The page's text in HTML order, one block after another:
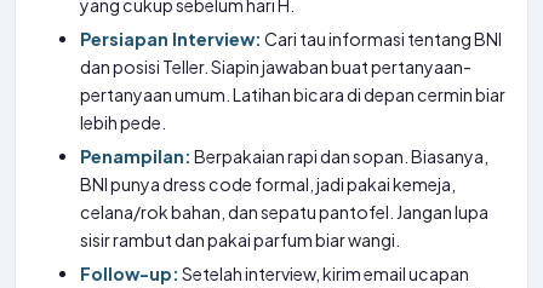
yang cukup sebelum hari H.
Persiapan Interview: Cari tau informasi tentang BNI
dan posisi Teller. Siapin jawaban buat pertanyaan-
pertanyaan umum. Latihan bicara di depan cermin biar
lebih pede.
Penampilan: Berpakaian rapi dan sopan. Biasanya,
BNI punya dress code formal, jadi pakai kemeja,
celana/rok bahan, dan sepatu pantofel. Jangan lupa
sisir rambut dan pakai parfum biar wangi.
Follow-up: Setelah interview, kirim email ucapan